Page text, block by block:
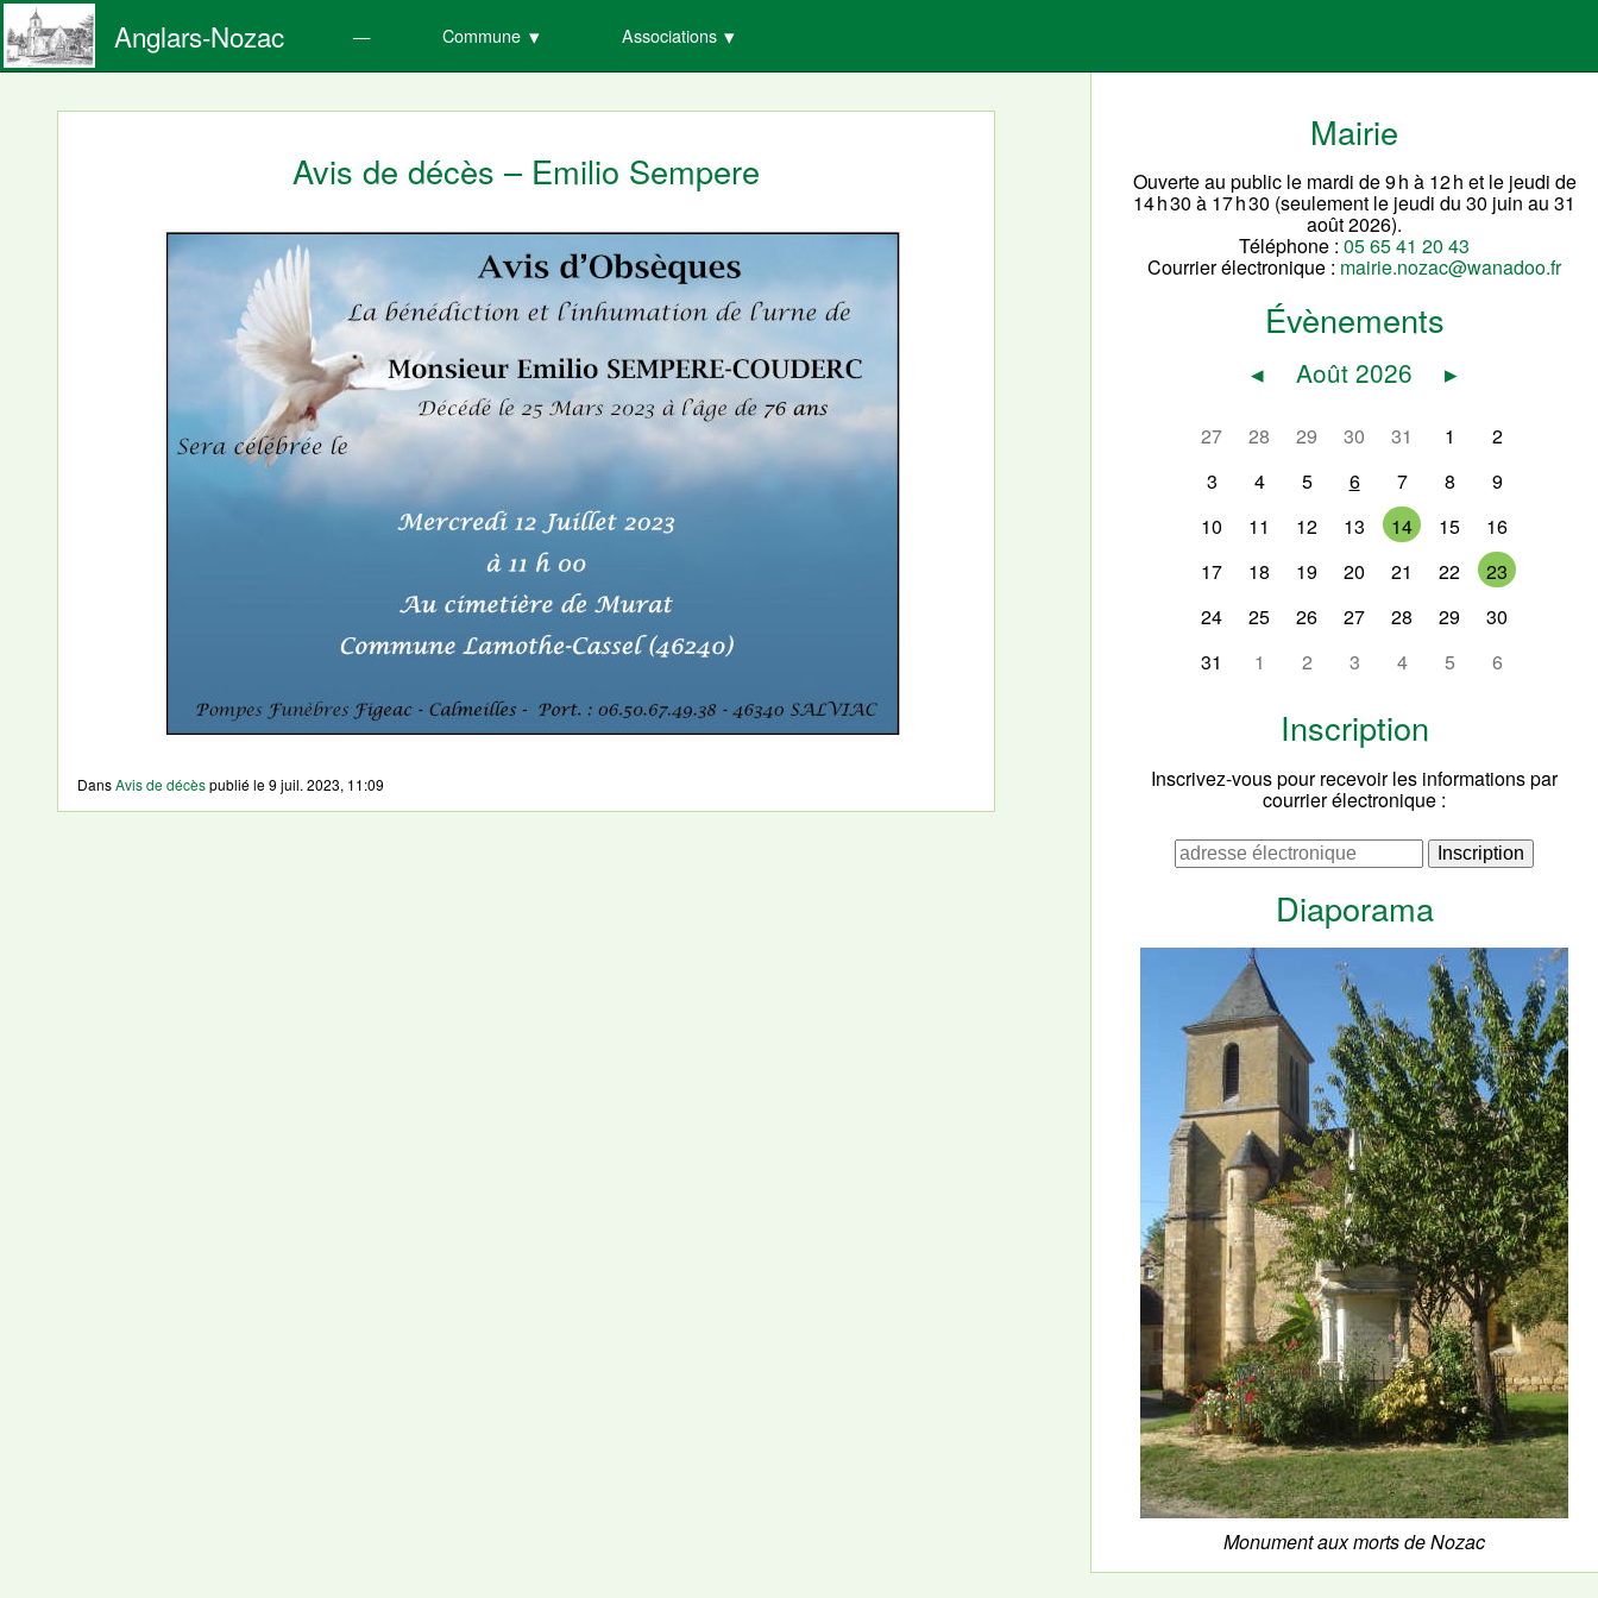
Anglars-Nozac Commune Associations
Avis de décès – Emilio Sempere
DansAvis de décèspublié le9 juil. 2023, 11:09
Mairie
Ouverte au public le mardi de 9 h à 12 h et le jeudi de
14 h 30 à 17 h 30 (seulement le jeudi du 30 juin au 31
août 2026).
Téléphone :05 65 41 20 43
Courrier électronique : mairie.nozac@wanadoo.fr
Évènements
◂ Août 2026 ▸
27 28 29 30 31 1
2
3
4 5 6 7 8
9
10
11 12 13 14 15
16
17
18 19 20 21 22
23
24
25 26 27 28 29
30
31
1 2 3 4 5 6
Inscription
Inscrivez-vous pour recevoir les informations par
courrier électronique :
Diaporama
Monument aux morts de Nozac